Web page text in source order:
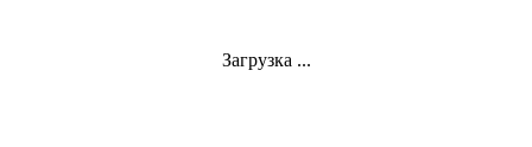
Загрузка ...